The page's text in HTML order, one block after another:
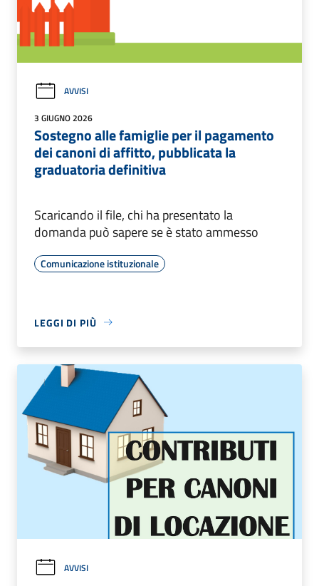
AVVISI
3 GIUGNO 2026
Sostegno alle famiglie per il pagamento
dei canoni di affitto, pubblicata la
graduatoria definitiva
Scaricando il file, chi ha presentato la
domanda può sapere se è stato ammesso
Comunicazione istituzionale
LEGGI DI PIÙ
AVVISI